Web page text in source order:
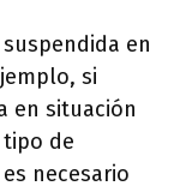
en
si
en situación
de
necesario